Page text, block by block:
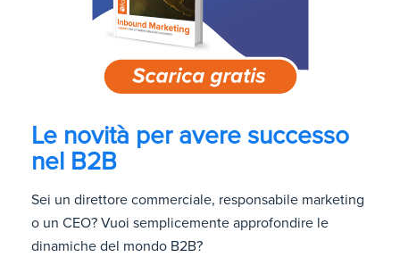
Le novità per avere successo
nel B2B
Sei un direttore commerciale, responsabile marketing
o un CEO? Vuoi semplicemente approfondire le
dinamiche del mondo B2B?